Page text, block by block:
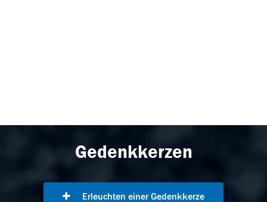
Gedenkkerzen
Erleuchten einer Gedenkkerze